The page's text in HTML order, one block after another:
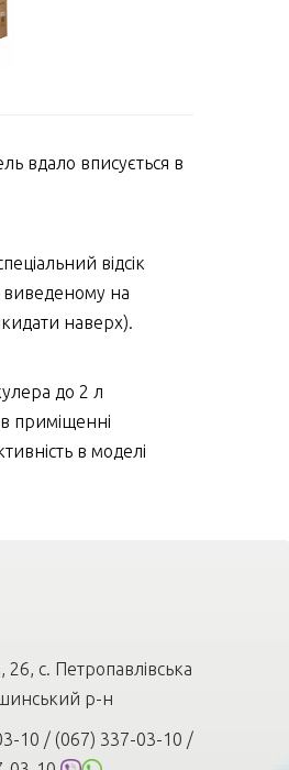
вдало вписується в
відсік
виведеному на
наверх).
до 2 л
приміщенні
в моделі
с. Петропавлівська
р-н
10 / (067) 337-03-10 /